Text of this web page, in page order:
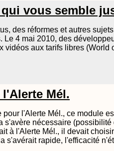
vous semble
des réformes et autres
4 mai 2010, des
aux tarifs libres (World
Mél.
l'Alerte Mél., ce module
nécessaire
à l'Alerte Mél., il devait
s'avérait rapide, l'efficacité